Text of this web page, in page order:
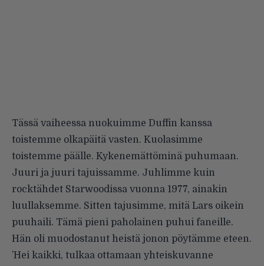
Tässä vaiheessa nuokuimme Duffin kanssa
toistemme olkapäitä vasten. Kuolasimme
toistemme päälle. Kykenemättöminä puhumaan.
Juuri ja juuri tajuissamme. Juhlimme kuin
rocktähdet Starwoodissa vuonna 1977, ainakin
luullaksemme. Sitten tajusimme, mitä Lars oikein
puuhaili. Tämä pieni paholainen puhui faneille.
Hän oli muodostanut heistä jonon pöytämme eteen.
’Hei kaikki, tulkaa ottamaan yhteiskuvanne